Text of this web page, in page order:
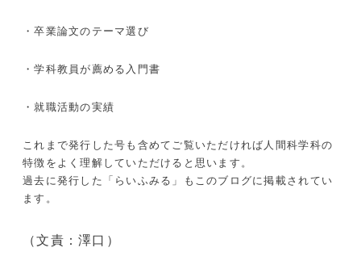
・卒業論文のテーマ選び
・学科教員が薦める入門書
・就職活動の実績
これまで発行した号も含めてご覧いただければ人間科学科の
特徴をよく理解していただけると思います。
過去に発行した「らいふみる」もこのブログに掲載されてい
ます。
（文責：澤口）